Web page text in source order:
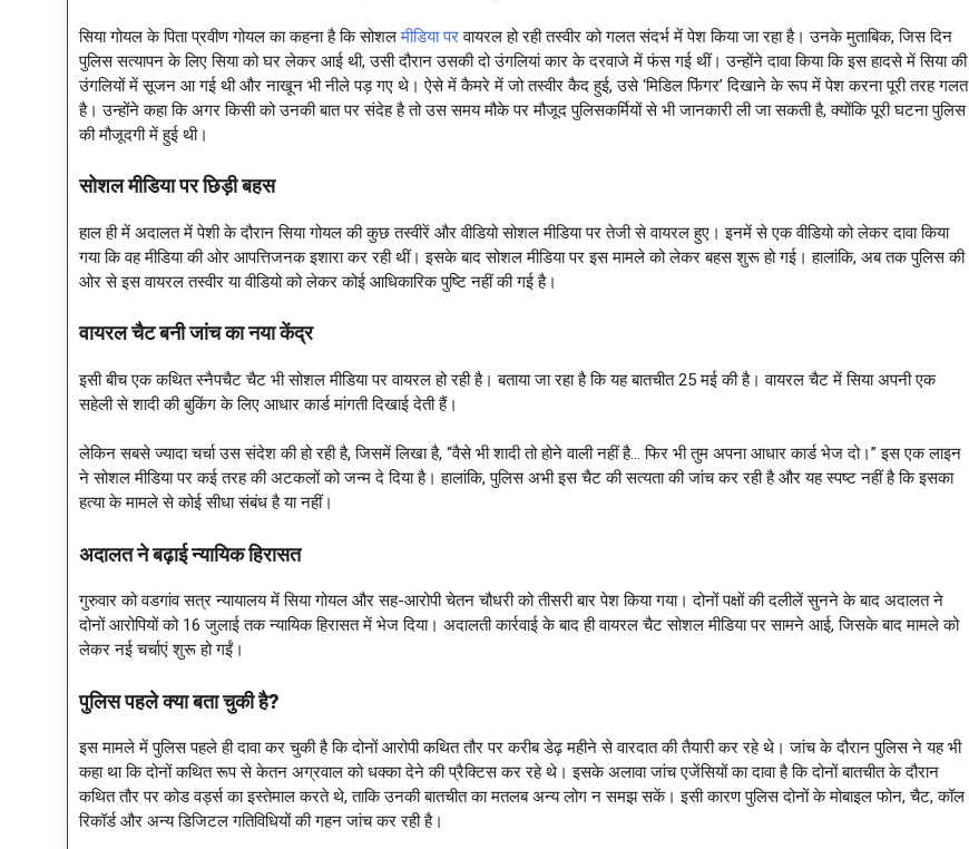
सिया गोयल के पिता प्रवीण गोयल का कहना है कि सोशलमीडिया परवायरल हो रही तस्वीर को गलत संदर्भ में पेश किया जा रहा है। उनके मुताबिक, जिस दिन
पुलिस सत्यापन के लिए सिया को घर लेकर आई थी, उसी दौरान उसकी दो उंगलियां कार के दरवाजे में फंस गई थीं। उन्होंने दावा किया कि इस हादसे में सिया की
उंगलियों में सूजन आ गई थी और नाखून भी नीले पड़ गए थे। ऐसे में कैमरे में जो तस्वीर कैद हुई, उसे ‘मिडिल फिंगर’ दिखाने के रूप में पेश करना पूरी तरह गलत
है। उन्होंने कहा कि अगर किसी को उनकी बात पर संदेह है तो उस समय मौके पर मौजूद पुलिसकर्मियों से भी जानकारी ली जा सकती है, क्योंकि पूरी घटना पुलिस
की मौजूदगी में हुई थी।
सोशल मीडिया पर छिड़ी बहस
हाल ही में अदालत में पेशी के दौरान सिया गोयल की कुछ तस्वीरें और वीडियो सोशल मीडिया पर तेजी से वायरल हुए। इनमें से एक वीडियो को लेकर दावा किया
गया कि वह मीडिया की ओर आपत्तिजनक इशारा कर रही थीं। इसके बाद सोशल मीडिया पर इस मामले को लेकर बहस शुरू हो गई। हालांकि, अब तक पुलिस की
ओर से इस वायरल तस्वीर या वीडियो को लेकर कोई आधिकारिक पुष्टि नहीं की गई है।
वायरल चैट बनी जांच का नया केंद्र
इसी बीच एक कथित स्नैपचैट चैट भी सोशल मीडिया पर वायरल हो रही है। बताया जा रहा है कि यह बातचीत 25 मई की है। वायरल चैट में सिया अपनी एक
सहेली से शादी की बुकिंग के लिए आधार कार्ड मांगती दिखाई देती हैं।
लेकिन सबसे ज्यादा चर्चा उस संदेश की हो रही है, जिसमें लिखा है, “वैसे भी शादी तो होने वाली नहीं है… फिर भी तुम अपना आधार कार्ड भेज दो।” इस एक लाइन
ने सोशल मीडिया पर कई तरह की अटकलों को जन्म दे दिया है। हालांकि, पुलिस अभी इस चैट की सत्यता की जांच कर रही है और यह स्पष्ट नहीं है कि इसका
हत्या के मामले से कोई सीधा संबंध है या नहीं।
अदालत ने बढ़ाई न्यायिक हिरासत
गुरुवार को वडगांव सत्र न्यायालय में सिया गोयल और सह-आरोपी चेतन चौधरी को तीसरी बार पेश किया गया। दोनों पक्षों की दलीलें सुनने के बाद अदालत ने
दोनों आरोपियों को 16 जुलाई तक न्यायिक हिरासत में भेज दिया। अदालती कार्रवाई के बाद ही वायरल चैट सोशल मीडिया पर सामने आई, जिसके बाद मामले को
लेकर नई चर्चाएं शुरू हो गईं।
पुलिस पहले क्या बता चुकी है?
इस मामले में पुलिस पहले ही दावा कर चुकी है कि दोनों आरोपी कथित तौर पर करीब डेढ़ महीने से वारदात की तैयारी कर रहे थे। जांच के दौरान पुलिस ने यह भी
कहा था कि दोनों कथित रूप से केतन अग्रवाल को धक्का देने की प्रैक्टिस कर रहे थे। इसके अलावा जांच एजेंसियों का दावा है कि दोनों बातचीत के दौरान
कथित तौर पर कोड वर्ड्स का इस्तेमाल करते थे, ताकि उनकी बातचीत का मतलब अन्य लोग न समझ सकें। इसी कारण पुलिस दोनों के मोबाइल फोन, चैट, कॉल
रिकॉर्ड और अन्य डिजिटल गतिविधियों की गहन जांच कर रही है।